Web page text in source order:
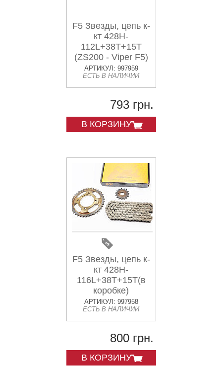
F5 Звезды, цепь к-
кт 428H-
112L+38T+15T
(ZS200 - Viper F5)
АРТИКУЛ: 997959
ЕСТЬ В НАЛИЧИИ
793 грн.
В КОРЗИНУ
F5 Звезды, цепь к-
кт 428H-
116L+38T+15T(в
коробке)
АРТИКУЛ: 997958
ЕСТЬ В НАЛИЧИИ
800 грн.
В КОРЗИНУ